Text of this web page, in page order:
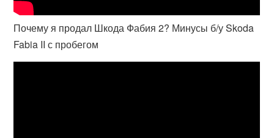
Почему я продал Шкода Фабия 2? Минусы б/у Skoda
Fabia II с пробегом